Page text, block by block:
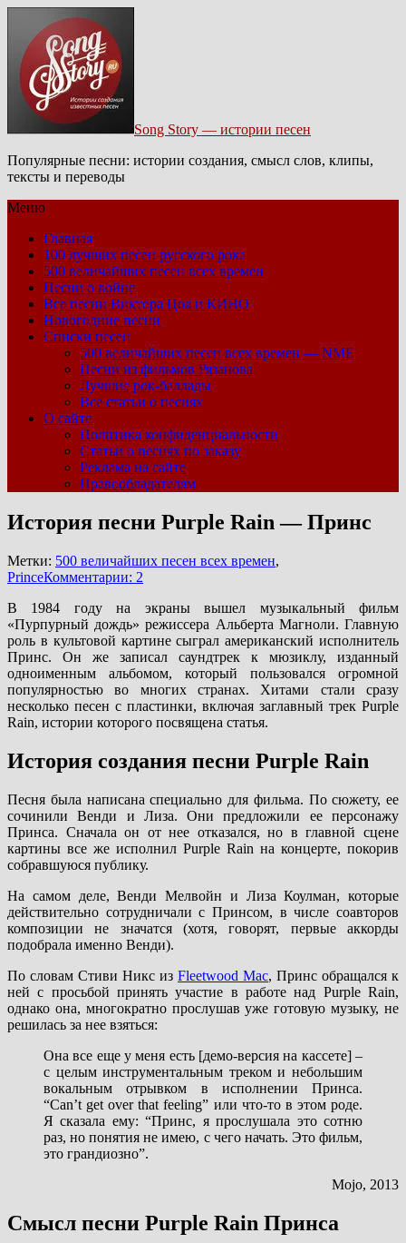
Song Story — истории песен
Популярные песни: истории создания, смысл слов, клипы,
тексты и переводы
Меню
Главная
100 лучших песен русского рока
500 величайших песен всех времен
Песни о войне
Все песни Виктора Цоя и КИНО
Новогодние песни
Списки песен
500 величайших песен всех времен — NME
Песни из фильмов Рязанова
Лучшие рок-баллады
Все статьи о песнях
О сайте
Политика конфиденциальности
Статьи о песнях по заказу
Реклама на сайте
Правообладателям
История песни Purple Rain — Принс
Метки: 500 величайших песен всех времен,
PrinceКомментарии: 2
В 1984 году на экраны вышел музыкальный фильм
«Пурпурный дождь» режиссера Альберта Магноли. Главную
роль в культовой картине сыграл американский исполнитель
Принс. Он же записал саундтрек к мюзиклу, изданный
одноименным альбомом, который пользовался огромной
популярностью во многих странах. Хитами стали сразу
несколько песен с пластинки, включая заглавный трек Purple
Rain, истории которого посвящена статья.
История создания песни Purple Rain
Песня была написана специально для фильма. По сюжету, ее
сочинили Венди и Лиза. Они предложили ее персонажу
Принса. Сначала он от нее отказался, но в главной сцене
картины все же исполнил Purple Rain на концерте, покорив
собравшуюся публику.
На самом деле, Венди Мелвойн и Лиза Коулман, которые
действительно сотрудничали с Принсом, в числе соавторов
композиции не значатся (хотя, говорят, первые аккорды
подобрала именно Венди).
По словам Стиви Никс из Fleetwood Mac, Принс обращался к
ней с просьбой принять участие в работе над Purple Rain,
однако она, многократно прослушав уже готовую музыку, не
решилась за нее взяться:
Она все еще у меня есть [демо-версия на кассете] –
с целым инструментальным треком и небольшим
вокальным отрывком в исполнении Принса.
“Can’t get over that feeling” или что-то в этом роде.
Я сказала ему: “Принс, я прослушала это сотню
раз, но понятия не имею, с чего начать. Это фильм,
это грандиозно”.
Mojo, 2013
Смысл песни Purple Rain Принса